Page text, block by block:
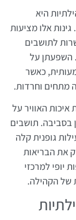
היא
אלו מציעות
לתושבים
השפעתן על
כאשר
מתחים וחרדות.
איכות האוויר על
בסביבה. תושבים
גופנית קלה
את הבריאות
יופי למרכזי
של הקהילה.